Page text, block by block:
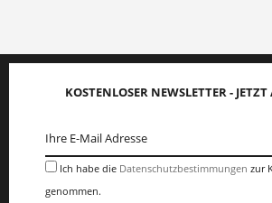
KOSTENLOSER NEWSLETTER -
Ich habe die Datenschutzbestimmungen zur
genommen.